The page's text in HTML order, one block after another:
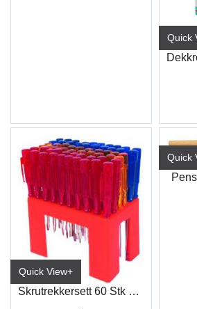
Quick
Quick View+
Skrutrekkersett 60 Stk Små
Quick